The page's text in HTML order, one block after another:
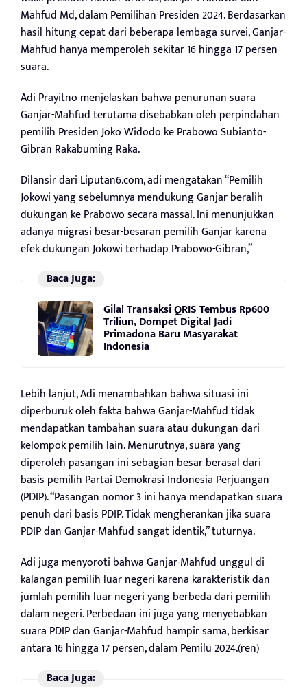
Mahfud Md, dalam Pemilihan Presiden 2024. Berdasarkan
hasil hitung cepat dari beberapa lembaga survei, Ganjar-
Mahfud hanya memperoleh sekitar 16 hingga 17 persen
suara.
Adi Prayitno menjelaskan bahwa penurunan suara
Ganjar-Mahfud terutama disebabkan oleh perpindahan
pemilih Presiden Joko Widodo ke Prabowo Subianto-
Gibran Rakabuming Raka.
Dilansir dari Liputan6.com, adi mengatakan “Pemilih
Jokowi yang sebelumnya mendukung Ganjar beralih
dukungan ke Prabowo secara massal. Ini menunjukkan
adanya migrasi besar-besaran pemilih Ganjar karena
efek dukungan Jokowi terhadap Prabowo-Gibran,”
Baca Juga:
Gila! Transaksi QRIS Tembus Rp600
Triliun, Dompet Digital Jadi
Primadona Baru Masyarakat
Indonesia
Lebih lanjut, Adi menambahkan bahwa situasi ini
diperburuk oleh fakta bahwa Ganjar-Mahfud tidak
mendapatkan tambahan suara atau dukungan dari
kelompok pemilih lain. Menurutnya, suara yang
diperoleh pasangan ini sebagian besar berasal dari
basis pemilih Partai Demokrasi Indonesia Perjuangan
(PDIP). “Pasangan nomor 3 ini hanya mendapatkan suara
penuh dari basis PDIP. Tidak mengherankan jika suara
PDIP dan Ganjar-Mahfud sangat identik,” tuturnya.
Adi juga menyoroti bahwa Ganjar-Mahfud unggul di
kalangan pemilih luar negeri karena karakteristik dan
jumlah pemilih luar negeri yang berbeda dari pemilih
dalam negeri. Perbedaan ini juga yang menyebabkan
suara PDIP dan Ganjar-Mahfud hampir sama, berkisar
antara 16 hingga 17 persen, dalam Pemilu 2024.(ren)
Baca Juga: